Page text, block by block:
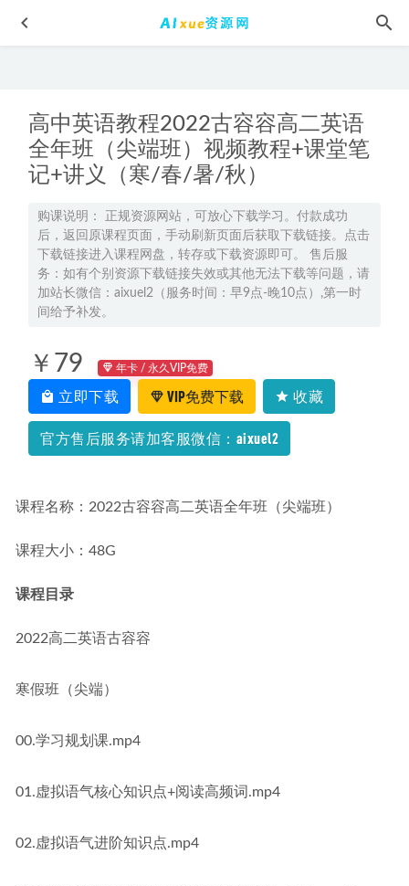
高中英语教程2022古容容高二英语
全年班（尖端班）视频教程+课堂笔
记+讲义（寒/春/暑/秋）
购课说明： 正规资源网站，可放心下载学习。付款成功
后，返回原课程页面，手动刷新页面后获取下载链接。点击
下载链接进入课程网盘，转存或下载资源即可。 售后服
务：如有个别资源下载链接失效或其他无法下载等问题，请
加站长微信：aixuel2（服务时间：早9点-晚10点）,第一时
间给予补发。
￥79 年卡 / 永久VIP免费
立即下载 VIP免费下载 收藏
官方售后服务请加客服微信：aixuel2
课程名称：2022古容容高二英语全年班（尖端班）
课程大小：48G
课程目录
2022高二英语古容容
寒假班（尖端）
00.学习规划课.mp4
01.虚拟语气核心知识点+阅读高频词.mp4
02.虚拟语气进阶知识点.mp4
有道武忠祥23年考研数学领学班视频教程+讲义 2022-07-23
2026年付力高一数学上学期暑假班网课教程 2025-08-26
有道2026胡源高三数学一轮复习暑秋班视频教程 2026-01-15
古墓丽影电影全集国语1-3部，百度网盘资源下载 2022-05-24
10-27